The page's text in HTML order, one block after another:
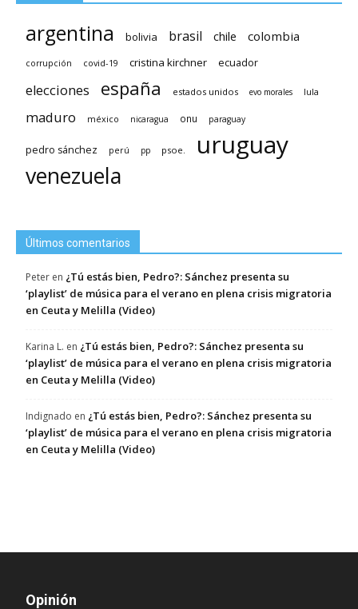
argentina bolivia brasil chile colombia
corrupción covid-19 cristina kirchner ecuador
elecciones españa estados unidos evo morales lula
maduro méxico nicaragua onu paraguay
pedro sánchez perú pp psoe. uruguay
venezuela
Últimos comentarios
Peter en ¿Tú estás bien, Pedro?: Sánchez presenta su
‘playlist’ de música para el verano en plena crisis migratoria
en Ceuta y Melilla (Video)
Karina L. en ¿Tú estás bien, Pedro?: Sánchez presenta su
‘playlist’ de música para el verano en plena crisis migratoria
en Ceuta y Melilla (Video)
Indignado en ¿Tú estás bien, Pedro?: Sánchez presenta su
‘playlist’ de música para el verano en plena crisis migratoria
en Ceuta y Melilla (Video)
Opinión